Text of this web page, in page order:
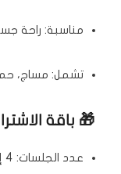
مناسبة: راحة
تشمل: مساج،
🎁 باقة
عدد الجلسات: 4 إلى 8 جلسات